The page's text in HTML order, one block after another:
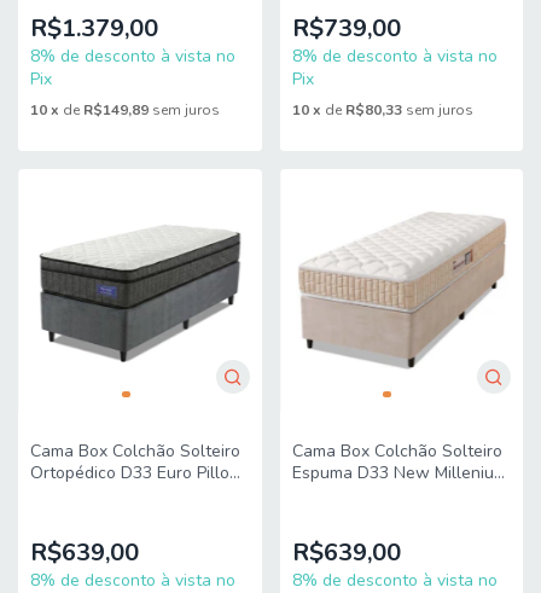
Suporta até 12
R$1.379,00
8% de desconto à vista no
Pix
10x de R$149,89 sem juros
R$739,00
8% de desconto à vista no
Pix
10 x de R$80,33 sem juros
Cama Box Colchão Solteiro
Ortopédico D33 Euro Pillow
R$639,00
8% de desconto à vista no
Cama Box Colchão Solteiro
Espuma D33 New Millenium
Pessoa
R$639,00
8% de desconto à vista no